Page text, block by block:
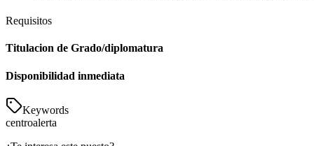
Requisitos
Titulacion de Grado/diplomatura
Disponibilidad inmediata
Keywords
centroalerta